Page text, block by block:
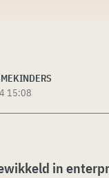
15:08
in